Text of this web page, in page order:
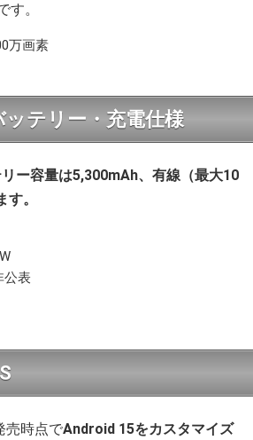
す。
万画素
ッテリー・充電仕様
ー容量は5,300mAh、有線（最大10
。
公表
売時点でAndroid 15をカスタマイズ